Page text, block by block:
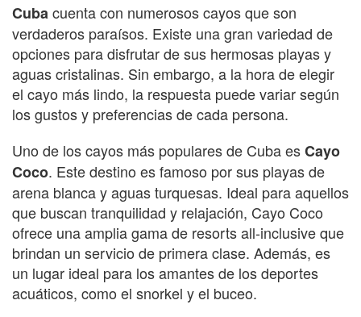
Cubacuenta con numerosos cayos que son
verdaderos paraísos. Existe una gran variedad de
opciones para disfrutar de sus hermosas playas y
aguas cristalinas. Sin embargo, a la hora de elegir
el cayo más lindo, la respuesta puede variar según
los gustos y preferencias de cada persona.
Uno de los cayos más populares de Cuba esCayo
Coco. Este destino es famoso por sus playas de
arena blanca y aguas turquesas. Ideal para aquellos
que buscan tranquilidad y relajación, Cayo Coco
ofrece una amplia gama de resorts all-inclusive que
brindan un servicio de primera clase. Además, es
un lugar ideal para los amantes de los deportes
acuáticos, como el snorkel y el buceo.